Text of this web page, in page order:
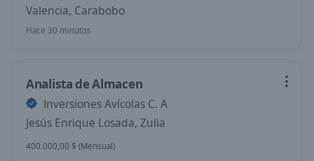
Valencia, Carabobo
Hace 30 minutos
Analista de Almacen
Inversiones Avícolas C. A
Jesús Enrique Losada, Zulia
400.000,00 $ (Mensual)